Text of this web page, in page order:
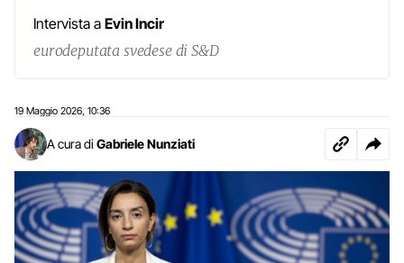
Intervista a Evin Incir
eurodeputata svedese di S&D
19 Maggio 2026 10:36
A cura di Gabriele Nunziati